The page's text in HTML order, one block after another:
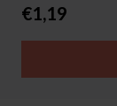
€1,19